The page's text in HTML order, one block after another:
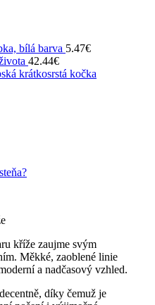
bílá barva 5.47€
42.44€
krátkosrstá kočka
kříže zaujme svým
Měkké, zaoblené linie
a nadčasový vzhled.
díky čemuž je